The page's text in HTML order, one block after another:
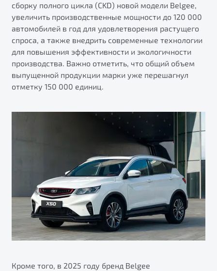
X70
Универсальный кроссовер
Автомобили в наличии
Тест-драйв
Автокредит
Спецпредложения
Будьте еще более уверены на дорогах с программой
"Помощь на дорогах"
Преимущества программы
Клиентская поддержка
сборку полного цикла (CKD) новой модели Belgee,
увеличить производственные мощности до 120 000
автомобилей в год для удовлетворения растущего
спроса, а также внедрить современные технологии
для повышения эффективности и экологичности
производства. Важно отметить, что общий объем
выпущенной продукции марки уже перешагнул
отметку 150 000 единиц.
Кроме того, в 2025 году бренд Belgee